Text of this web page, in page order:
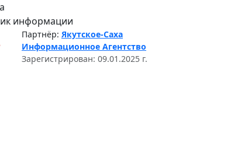
информации
Партнёр: Якутское-Саха
Информационное Агентство
Зарегистрирован: 09.01.2025 г.